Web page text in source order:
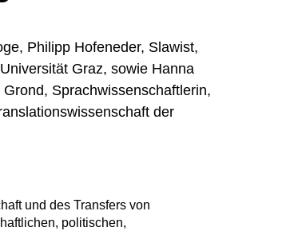
Philipp Hofeneder, Slawist,
Graz, sowie Hanna
Sprachwissenschaftlerin,
der
und des Transfers von
politischen,